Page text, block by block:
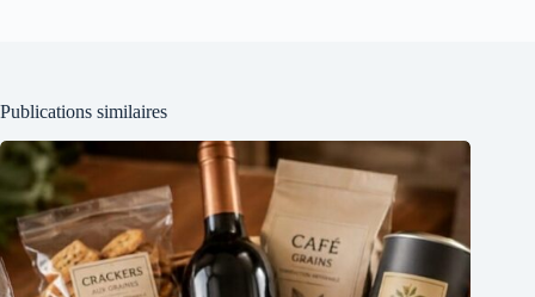
Publications similaires